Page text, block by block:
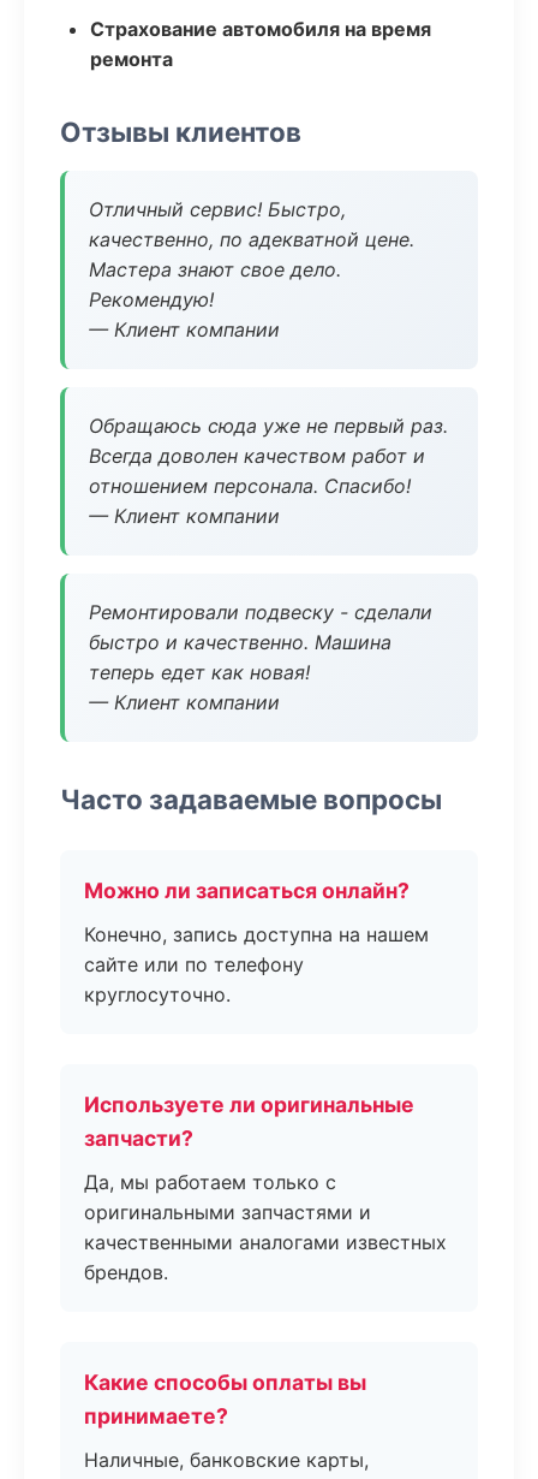
Страхование автомобиля на время
ремонта
Отзывы клиентов
Отличный сервис! Быстро,
качественно, по адекватной цене.
Мастера знают свое дело.
Рекомендую!
— Клиент компании
Обращаюсь сюда уже не первый раз.
Всегда доволен качеством работ и
отношением персонала. Спасибо!
— Клиент компании
Ремонтировали подвеску - сделали
быстро и качественно. Машина
теперь едет как новая!
— Клиент компании
Часто задаваемые вопросы
Можно ли записаться онлайн?
Конечно, запись доступна на нашем
сайте или по телефону
круглосуточно.
Используете ли оригинальные
запчасти?
Да, мы работаем только с
оригинальными запчастями и
качественными аналогами известных
брендов.
Какие способы оплаты вы
принимаете?
Наличные, банковские карты,